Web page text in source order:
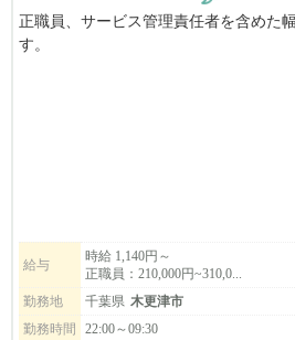
正職員、サービス管理責任者を含めた
す。
・新しい会社ならではの環境と人間関
給与
時給 1,140円～
正職員：210,000円~310,0...
勤務地
千葉県 木更津市
勤務時間
22:00～09:30